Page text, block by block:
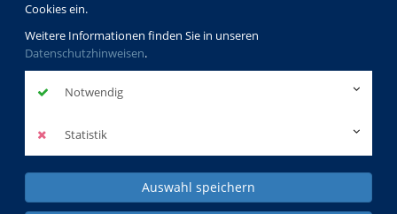
Cookies ein.
Weitere Informationen finden Sie in unseren
Datenschutzhinweisen.
Notwendig
Statistik
Auswahl speichern